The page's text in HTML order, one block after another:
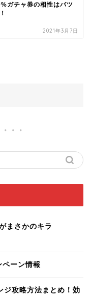
ガチャ券の相性はバツ
2021年3月7日
まさかのキラ
ペーン情報
ジ攻略方法まとめ！効